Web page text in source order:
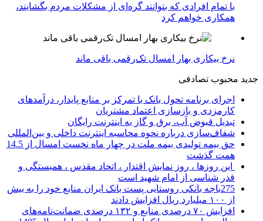
با تمام افرادی که بتوانند گره‌ای از مشکلات مردم بگشایند،
همکاری خواهم کرد
نرخ بیکاری بهار امسال تک‌رقمی باقی ماند
جدید محبوب تصادفی
اجرای برنامه تحول بانک با تمرکز بر منابع پایدار، درآمدهای
کارمزدی و بازسازی اعتماد مشتریان
تبدیل قبوض آب، برق و گاز به اینترنت رایگان
شفاف‌سازی درباره نحوه محاسبه اینترنت داخلی و بین‌المللی
حق بیمه تولیدی بیمه ملت در چهار ماه نخست امسال از 14.5
همت گذشت
این روزها ، روز نمایش اقتدار ، اتحاد مقدس ، همبستگی و
قدر شناسی از امام شهید است
275باجه بانکی روستایی پست بانک ایران منابع خود را به بیش
از ۱۰۰ میلیارد ریال افزایش دادند
افزایش ۷۰ درصدی منابع و ۱۳۲ درصدی ضمانت‌نامه‌های